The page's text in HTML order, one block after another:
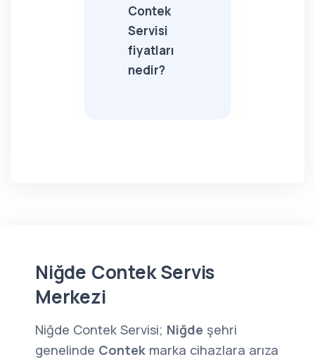
Contek
Servisi
fiyatları
nedir?
Niğde Contek Servis
Merkezi
Niğde Contek Servisi; Niğde şehri
genelinde Contek marka cihazlara arıza